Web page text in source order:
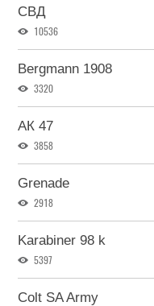
СВД
10536
Bergmann 1908
3320
АК 47
3858
Grenade
2918
Karabiner 98 k
5397
Colt SA Army